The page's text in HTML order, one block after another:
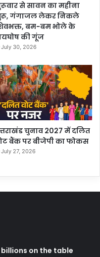
से सावन का महीना
गंगाजल लेकर निकले
बम-बम भोले के
की गूंज
July 30, 2026
चुनाव 2027 में दलित
बैंक पर बीजेपी का फोकस
July 27, 2026
on the table